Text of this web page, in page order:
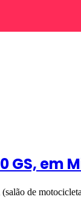
GS, em
de